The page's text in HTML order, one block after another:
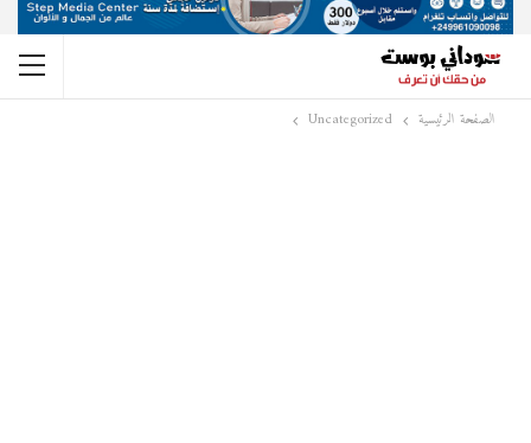
الصفحة الرئيسية Uncategorized